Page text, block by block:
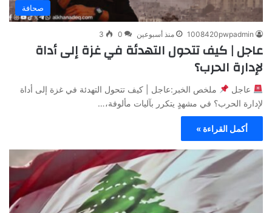
صحافة
1008420pwpadmin منذ أسبوعين 0
3
عاجل | كيف تتحول التهدئة في غزة إلى أداة
لإدارة الحرب؟
عاجل
ملخص الخبر:عاجل | كيف تتحول التهدئة في غزة إلى أداة
لإدارة الحرب؟ في مشهدٍ يتكرر بآليات مألوفة،…
أكمل القراءة »